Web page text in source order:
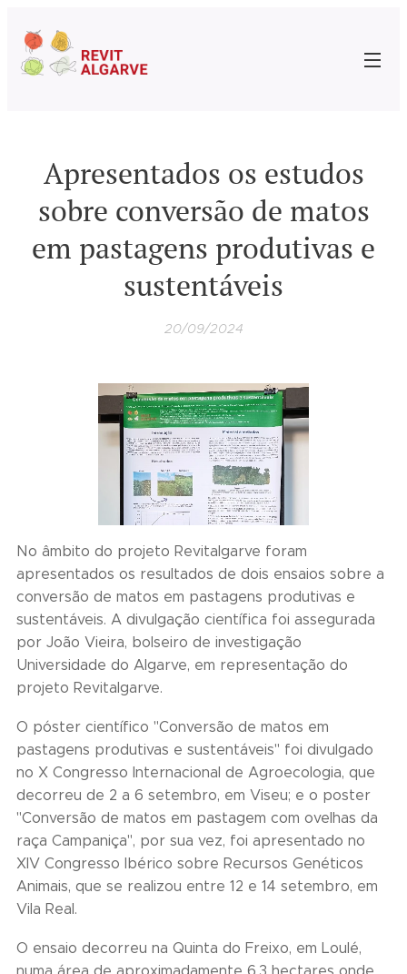
Apresentados os estudos
sobre conversão de matos
em pastagens produtivas e
sustentáveis
20/09/2024
No âmbito do projeto Revitalgarve foram
apresentados os resultados de dois ensaios sobre a
conversão de matos em pastagens produtivas e
sustentáveis. A divulgação científica foi assegurada
por João Vieira, bolseiro de investigação
Universidade do Algarve, em representação do
projeto Revitalgarve.
O póster científico "Conversão de matos em
pastagens produtivas e sustentáveis" foi divulgado
no X Congresso Internacional de Agroecologia, que
decorreu de 2 a 6 setembro, em Viseu; e o poster
"Conversão de matos em pastagem com ovelhas da
raça Campaniça", por sua vez, foi apresentado no
XIV Congresso Ibérico sobre Recursos Genéticos
Animais, que se realizou entre 12 e 14 setembro, em
Vila Real.
O ensaio decorreu na Quinta do Freixo, em Loulé,